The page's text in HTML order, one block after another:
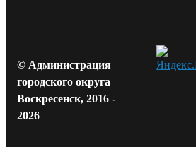
© Администрация
городского округа
Воскресенск, 2016 -
2026